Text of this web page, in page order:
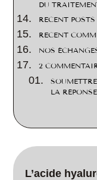
DU
RECENT POSTS
RECENT
NOS
2
LA RÉPONSE
L’acide